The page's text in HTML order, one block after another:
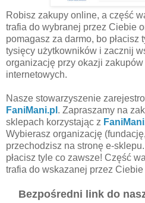
Robisz zakupy online, a część
trafia do wybranej przez Ciebie
pomagasz za darmo, bo płacisz
tysięcy użytkowników i zacznij
organizację przy okazji
internetowych.
Nasze stowarzyszenie
FaniMani.pl . Zapraszamy na
sklepach korzystając z
Wybierasz organizację
przechodzisz na stronę e-
płacisz tyle co zawsze! Część
trafia do wskazanej przez
Bezpośredni link do